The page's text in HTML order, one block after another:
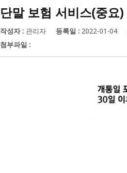
단말 보험 서비스(중요)
작성자 : 관리자 등록일 : 2022-01-04
첨부파일 :